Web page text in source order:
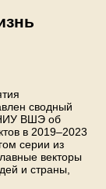
сводный
ВШЭ об
в 2019–2023
серии из
векторы
и страны,